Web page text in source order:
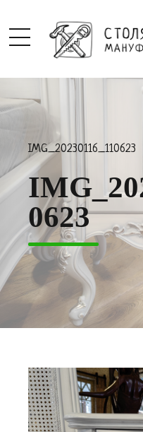
IMG_20230116_110623
0623